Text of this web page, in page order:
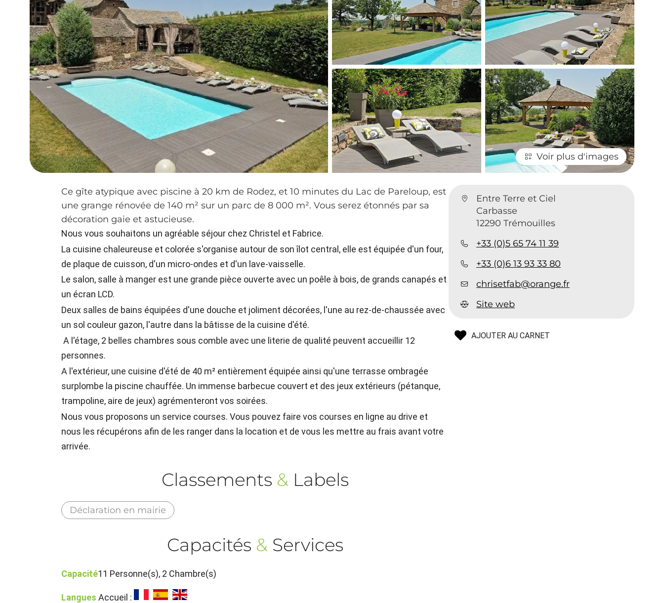
Voir plus d'images
Entre Terre et Ciel
Carbasse
12290 Trémouilles
+33 (0)5 65 74 11 39
+33 (0)6 13 93 33 80
chrisetfab@orange.fr
Site web
AJOUTER AU CARNET
Ce gîte atypique avec piscine à 20 km de Rodez, et 10 minutes du Lac de Pareloup, est
une grange rénovée de 140 m² sur un parc de 8 000 m². Vous serez étonnés par sa
décoration gaie et astucieuse.
Nous vous souhaitons un agréable séjour chez Christel et Fabrice.
La cuisine chaleureuse et colorée s'organise autour de son îlot central, elle est équipée d'un four,
de plaque de cuisson, d'un micro-ondes et d'un lave-vaisselle.
Le salon, salle à manger est une grande pièce ouverte avec un poêle à bois, de grands canapés et
un écran LCD.
Deux salles de bains équipées d'une douche et joliment décorées, l'une au rez-de-chaussée avec
un sol couleur gazon, l'autre dans la bâtisse de la cuisine d'été.
A l'étage, 2 belles chambres sous comble avec une literie de qualité peuvent accueillir 12
personnes.
A l'extérieur, une cuisine d'été de 40 m² entièrement équipée ainsi qu'une terrasse ombragée
surplombe la piscine chauffée. Un immense barbecue couvert et des jeux extérieurs (pétanque,
trampoline, aire de jeux) agrémenteront vos soirées.
Nous vous proposons un service courses. Vous pouvez faire vos courses en ligne au drive et
nous les récupérons afin de les ranger dans la location et de vous les mettre au frais avant votre
arrivée.
Classements & Labels
Déclaration en mairie
Capacités & Services
Capacité11 Personne(s), 2 Chambre(s)
Langues Accueil :